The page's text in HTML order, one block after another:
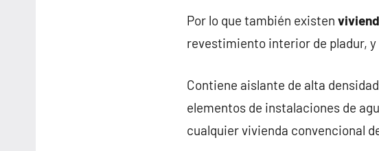
Por lo que también existen
revestimiento interior de pladur,
Contiene aislante de alta
elementos de instalaciones de
cualquier vivienda convencional